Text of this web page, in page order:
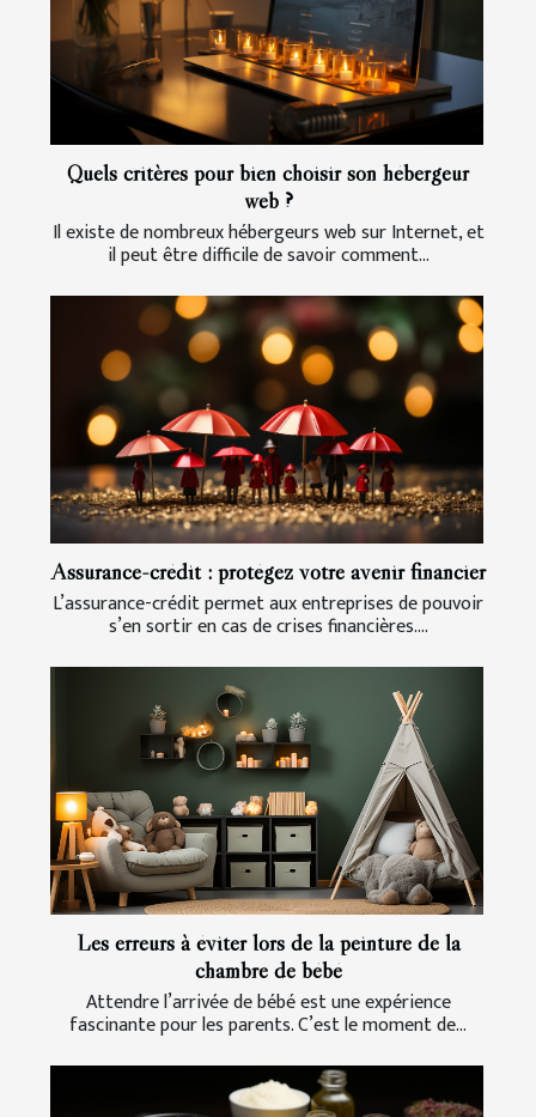
Quels critères pour bien choisir son hébergeur
web ?
Il existe de nombreux hébergeurs web sur Internet, et
il peut être difficile de savoir comment...
Assurance-crédit : protégez votre avenir financier
L’assurance-crédit permet aux entreprises de pouvoir
s’en sortir en cas de crises financières....
Les erreurs à éviter lors de la peinture de la
chambre de bébé
Attendre l’arrivée de bébé est une expérience
fascinante pour les parents. C’est le moment de...